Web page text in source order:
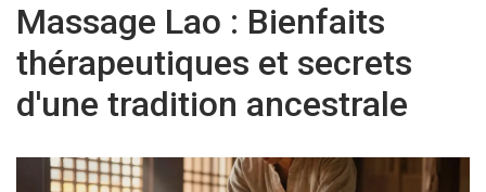
Massage Lao : Bienfaits
thérapeutiques et secrets
d'une tradition ancestrale